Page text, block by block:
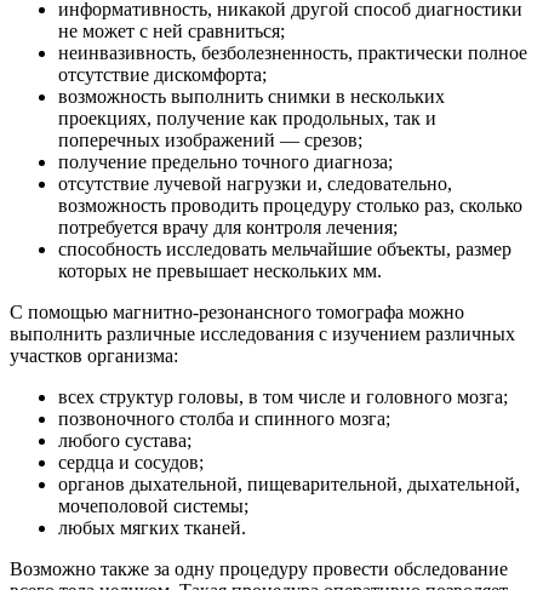
информативность, никакой другой способ диагностики
не может с ней сравниться;
неинвазивность, безболезненность, практически полное
отсутствие дискомфорта;
возможность выполнить снимки в нескольких
проекциях, получение как продольных, так и
поперечных изображений — срезов;
получение предельно точного диагноза;
отсутствие лучевой нагрузки и, следовательно,
возможность проводить процедуру столько раз, сколько
потребуется врачу для контроля лечения;
способность исследовать мельчайшие объекты, размер
которых не превышает нескольких мм.
С помощью магнитно-резонансного томографа можно
выполнить различные исследования с изучением различных
участков организма:
всех структур головы, в том числе и головного мозга;
позвоночного столба и спинного мозга;
любого сустава;
сердца и сосудов;
органов дыхательной, пищеварительной, дыхательной,
мочеполовой системы;
любых мягких тканей.
Возможно также за одну процедуру провести обследование